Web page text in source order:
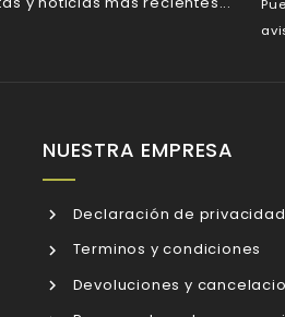
NUESTRA EMPRESA
Declaración de privacidad
Terminos y condiciones
Devoluciones y